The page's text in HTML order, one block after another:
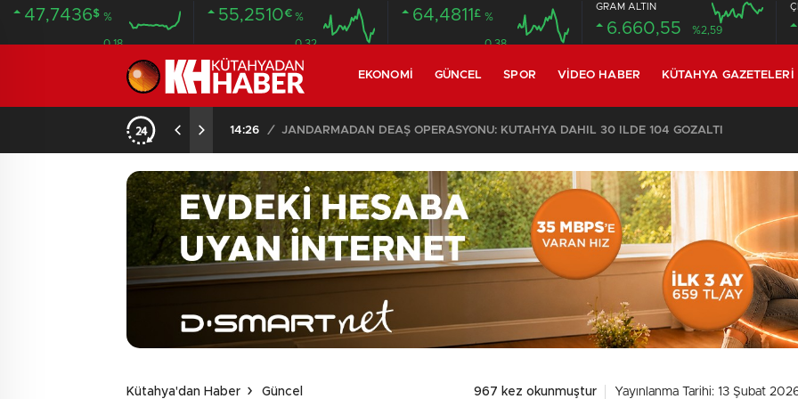
47,7436$ %
0.18
55,2510€ %
0.32
64,4811 £ %
0.38
GRAM ALTIN
6.660,55 %2,59
EKONOMI GÜNCEL SPOR VIDEO HABER KÜTAHYA GAZETELERI
02:03 / KOMŞULARI ÖLDÜĞÜNÜ SANDI, YAŞLI KADINI ÇÖP YIĞINININ ARASINDA BULUNDU
Kütahya'dan Haber Güncel 967 kez okunmuştur Yayınlanma Tarihi: 13 Şubat